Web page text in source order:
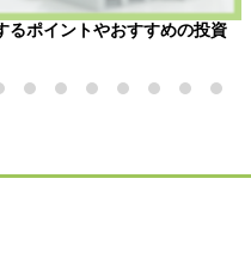
るポイントやおすすめの投資